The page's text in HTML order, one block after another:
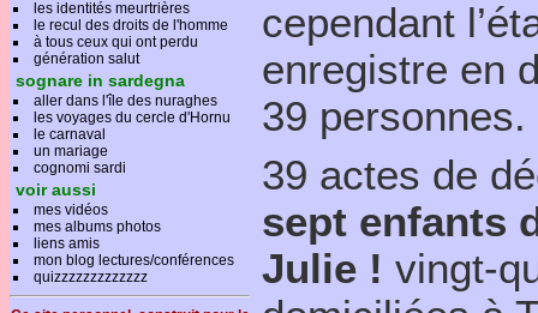
les identités meurtrières
le recul des droits de l'homme
à tous ceux qui ont perdu
génération salut
sognare in sardegna
aller dans l'île des nuraghes
les voyages du cercle d'Hornu
le carnaval
un mariage
cognomi sardi
voir aussi
mes vidéos
mes albums photos
liens amis
mon blog lectures/conférences
quizzzzzzzzzzzzz
cependant
enregistre en
39 personnes.
39 actes de
sept enfants
Julie ! vingt-